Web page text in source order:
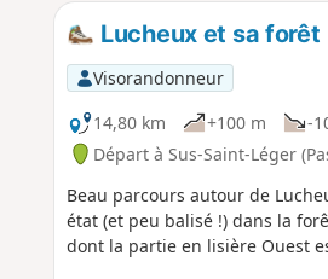
Lucheux et sa forêt
Visorandonneur
14,80 km
+100 m -
Départ à Sus-Saint-Léger
Beau parcours autour de
état (et peu balisé !) dans la
dont la partie en lisière Ouest